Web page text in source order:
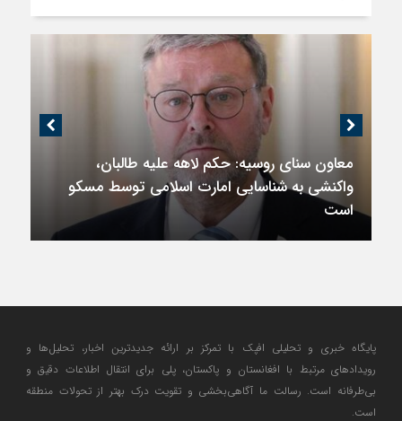
معاون سنای روسیه: حکم لاهه علیه طالبان،
واکنشی به شناسایی امارت اسلامی توسط مسکو
است
پایگاه خبری و تحلیلی افپک با تمرکز بر ارائه جدیدترین اخبار، تحلیل‌ها و
رویدادهای مرتبط با افغانستان و پاکستان، پلی برای انتقال اطلاعات دقیق و
بی‌طرفانه است. رسالت ما آگاهی‌بخشی و تقویت درک بهتر از تحولات منطقه
است.